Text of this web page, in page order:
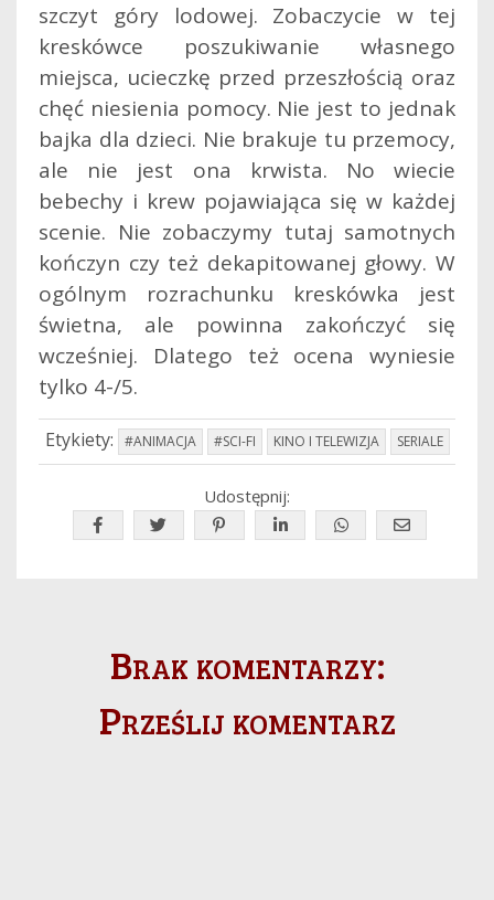
szczyt góry lodowej. Zobaczycie w tej
kreskówce poszukiwanie własnego
miejsca, ucieczkę przed przeszłością oraz
chęć niesienia pomocy. Nie jest to jednak
bajka dla dzieci. Nie brakuje tu przemocy,
ale nie jest ona krwista. No wiecie
bebechy i krew pojawiająca się w każdej
scenie. Nie zobaczymy tutaj samotnych
kończyn czy też dekapitowanej głowy. W
ogólnym rozrachunku kreskówka jest
świetna, ale powinna zakończyć się
wcześniej. Dlatego też ocena wyniesie
tylko 4-/5.
Etykiety: #ANIMACJA #SCI-FI KINO I TELEWIZJA SERIALE
Udostępnij:
Brak komentarzy:
Prześlij komentarz